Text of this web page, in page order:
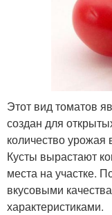
Этот вид томатов
создан для
количество урожая
Кусты вырастают
места на участке.
вкусовыми
характеристиками.